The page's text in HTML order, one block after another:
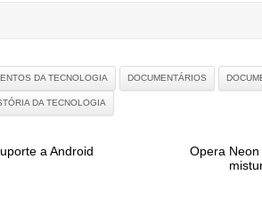
DA TECNOLOGIA DOCUMENTÁRIOS
DA TECNOLOGIA
a Android
Opera